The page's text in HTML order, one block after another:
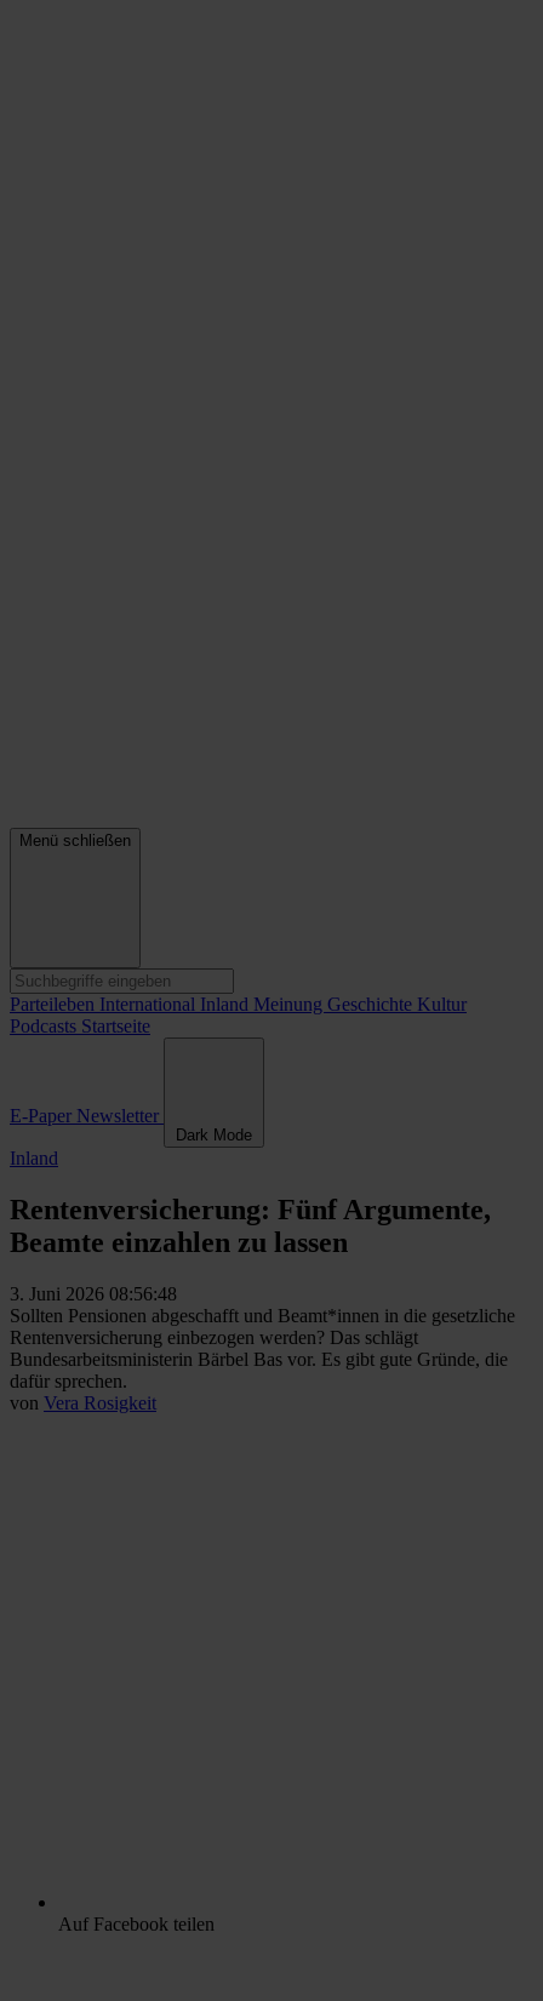
Menü schließen
Parteileben International Inland Meinung Geschichte Kultur
Podcasts Startseite
E-Paper Newsletter
Dark Mode
Inland
Rentenversicherung: Fünf Argumente,
Beamte einzahlen zu lassen
3. Juni 2026 08:56:48
Sollten Pensionen abgeschafft und Beamt*innen in die gesetzliche
Rentenversicherung einbezogen werden? Das schlägt
Bundesarbeitsministerin Bärbel Bas vor. Es gibt gute Gründe, die
dafür sprechen.
von Vera Rosigkeit
Auf Facebook teilen